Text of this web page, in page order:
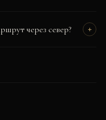
через север? +